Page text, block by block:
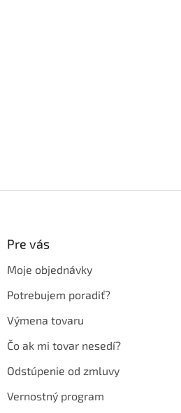
Pre vás
Moje objednávky
Potrebujem poradiť?
Výmena tovaru
Čo ak mi tovar nesedí?
Odstúpenie od zmluvy
Vernostný program